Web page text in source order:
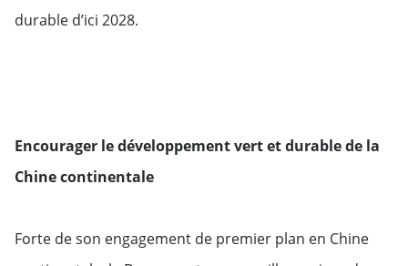
durable d’ici 2028.
Encourager le développement vert et durable de la
Chine continentale
Forte de son engagement de premier plan en Chine